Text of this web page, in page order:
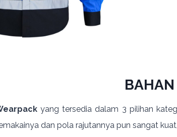
yang tersedia dalam 3 pilihan
dan pola rajutannya pun sangat